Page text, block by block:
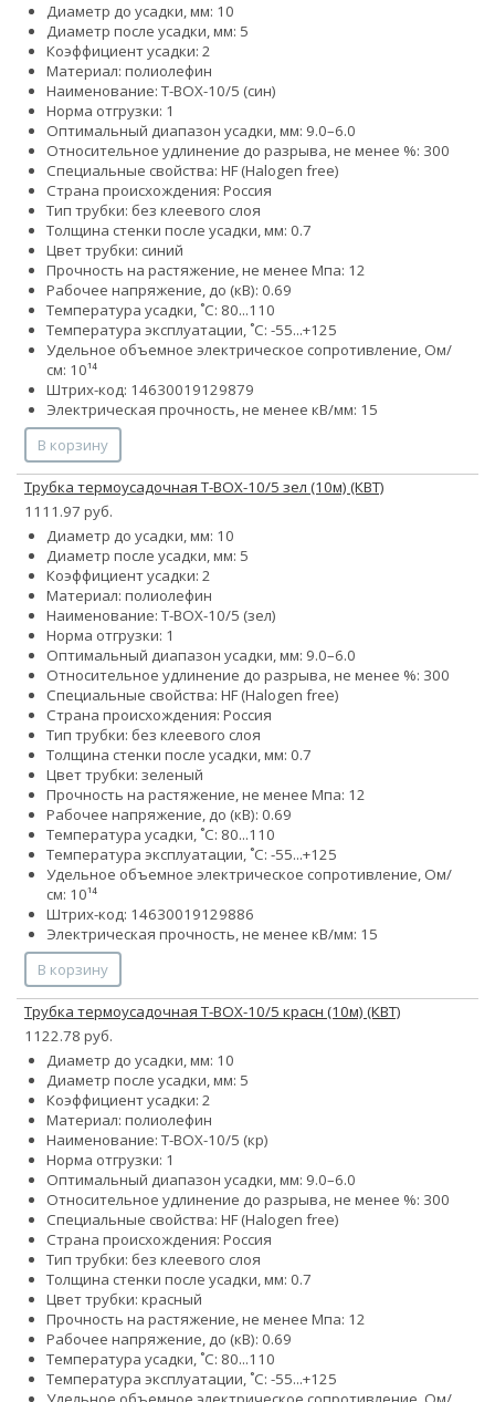
Диаметр до усадки, мм: 10
Диаметр после усадки, мм: 5
Коэффициент усадки: 2
Материал: полиолефин
Наименование: Т-BOX-10/5 (син)
Норма отгрузки: 1
Оптимальный диапазон усадки, мм: 9.0–6.0
Относительное удлинение до разрыва, не менее %: 300
Специальные свойства: HF (Halogen free)
Страна происхождения: Россия
Тип трубки: без клеевого слоя
Толщина стенки после усадки, мм: 0.7
Цвет трубки: синий
Прочность на растяжение, не менее Мпа: 12
Рабочее напряжение, до (кВ): 0.69
Температура усадки, ˚С: 80...110
Температура эксплуатации, ˚С: -55...+125
Удельное объемное электрическое сопротивление, Ом/
см: 10¹⁴
Штрих-код: 14630019129879
Электрическая прочность, не менее кВ/мм: 15
В корзину
Трубка термоусадочная Т-BOX-10/5 зел (10м) (КВТ)
1111.97 руб.
Диаметр до усадки, мм: 10
Диаметр после усадки, мм: 5
Коэффициент усадки: 2
Материал: полиолефин
Наименование: Т-BOX-10/5 (зел)
Норма отгрузки: 1
Оптимальный диапазон усадки, мм: 9.0–6.0
Относительное удлинение до разрыва, не менее %: 300
Специальные свойства: HF (Halogen free)
Страна происхождения: Россия
Тип трубки: без клеевого слоя
Толщина стенки после усадки, мм: 0.7
Цвет трубки: зеленый
Прочность на растяжение, не менее Мпа: 12
Рабочее напряжение, до (кВ): 0.69
Температура усадки, ˚С: 80...110
Температура эксплуатации, ˚С: -55...+125
Удельное объемное электрическое сопротивление, Ом/
см: 10¹⁴
Штрих-код: 14630019129886
Электрическая прочность, не менее кВ/мм: 15
В корзину
Трубка термоусадочная Т-BOX-10/5 красн (10м) (КВТ)
1122.78 руб.
Диаметр до усадки, мм: 10
Диаметр после усадки, мм: 5
Коэффициент усадки: 2
Материал: полиолефин
Наименование: Т-BOX-10/5 (кр)
Норма отгрузки: 1
Оптимальный диапазон усадки, мм: 9.0–6.0
Относительное удлинение до разрыва, не менее %: 300
Специальные свойства: HF (Halogen free)
Страна происхождения: Россия
Тип трубки: без клеевого слоя
Толщина стенки после усадки, мм: 0.7
Цвет трубки: красный
Прочность на растяжение, не менее Мпа: 12
Рабочее напряжение, до (кВ): 0.69
Температура усадки, ˚С: 80...110
Температура эксплуатации, ˚С: -55...+125